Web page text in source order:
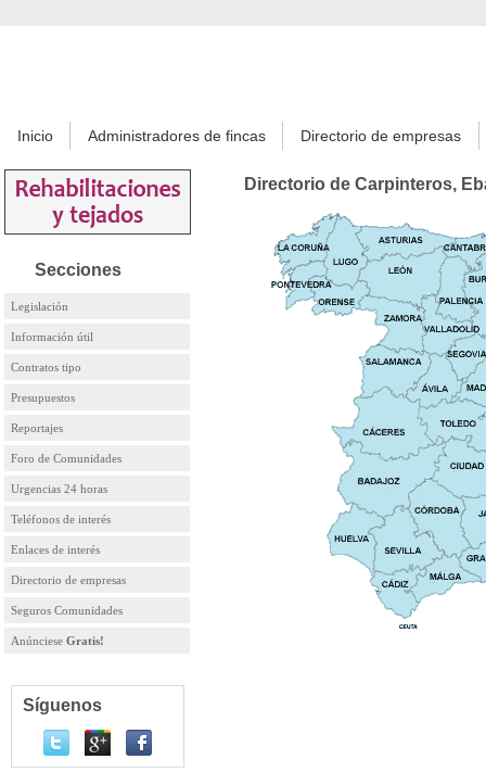
Inicio Administradores de fincas Directorio de empresas
Secciones
Legislación
Información útil
Contratos tipo
Presupuestos
Reportajes
Foro de Comunidades
Urgencias 24 horas
Teléfonos de interés
Enlaces de interés
Directorio de empresas
Seguros Comunidades
Anúnciese Gratis!
Síguenos
Directorio de Carpinteros,